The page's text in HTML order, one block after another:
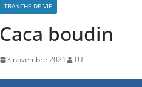
TRANCHE DE VIE
Caca boudin
3 novembre 2021 TU